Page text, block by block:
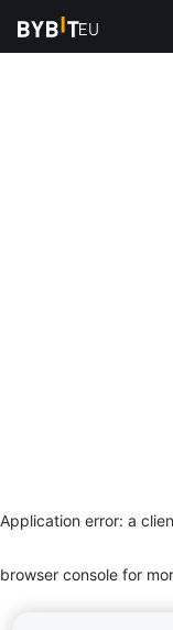
Application error: a
browser console for